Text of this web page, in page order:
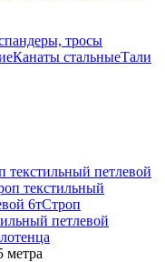
тросы
Канаты стальныеТали
текстильный петлевой
текстильный
6тСтроп
петлевой
метра